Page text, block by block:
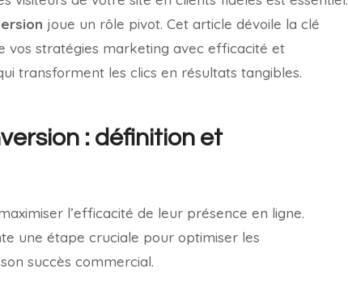
joue un rôle pivot. Cet article dévoile la clé
stratégies marketing avec efficacité et
transforment les clics en résultats tangibles.
: définition et
l’efficacité de leur présence en ligne.
une étape cruciale pour optimiser les
succès commercial.